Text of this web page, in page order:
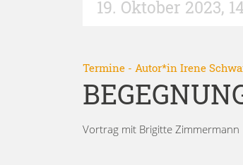
19. Oktober 2023,
Termine - Autor*in Irene
Vortrag mit Brigitte Zimmermann